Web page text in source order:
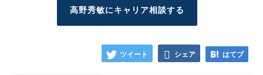
高野秀敏にキャリア相談する
ツイート シェア はてブ